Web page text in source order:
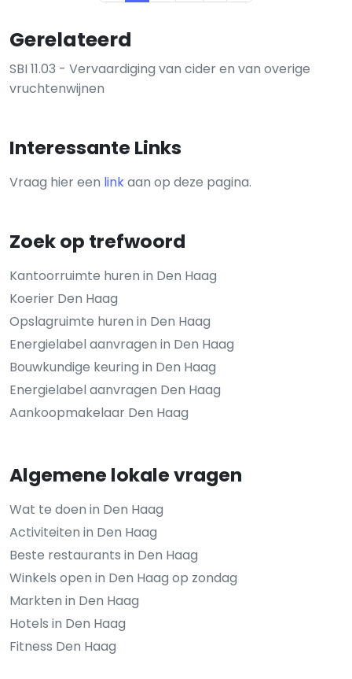
Gerelateerd
SBI 11.03 - Vervaardiging van cider en van overige
vruchtenwijnen
Interessante Links
Vraag hier een linkaan op deze pagina.
Zoek op trefwoord
Kantoorruimte huren in Den Haag
Koerier Den Haag
Opslagruimte huren in Den Haag
Energielabel aanvragen in Den Haag
Bouwkundige keuring in Den Haag
Energielabel aanvragen Den Haag
Aankoopmakelaar Den Haag
Algemene lokale vragen
Wat te doen in Den Haag
Activiteiten in Den Haag
Beste restaurants in Den Haag
Winkels open in Den Haag op zondag
Markten in Den Haag
Hotels in Den Haag
Fitness Den Haag